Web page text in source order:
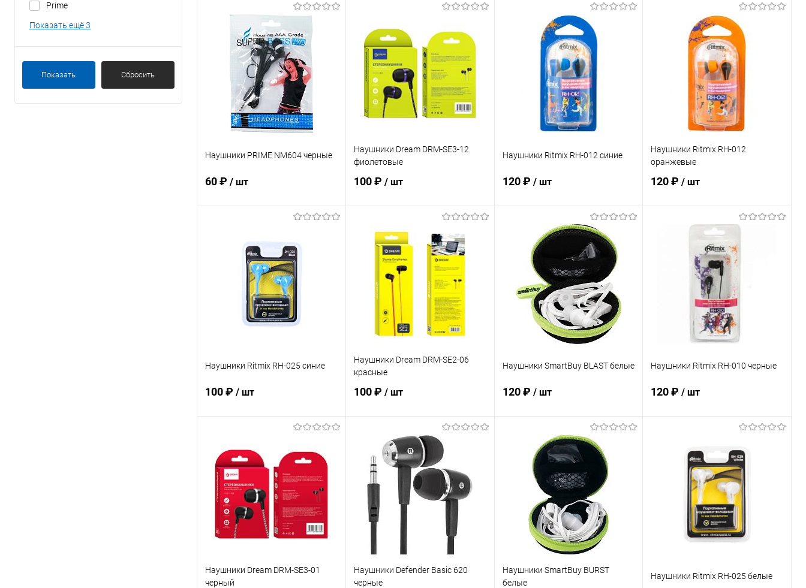
Prime
Показать ещё 3
Показать Сбросить
В корзину
Купить в 1 клик К сравнению
В избранное В наличии
Купить в 1 клик К сравнению
В избранное В наличии
В корзину
Купить в 1 клик К сравнению
В избранное В наличии
В корзину
Купить в 1 клик К сравнению
В избранное
Наушники PRIME NM604 черные
60 ₽ / шт
Купить в 1 клик К сравнению
В избранное В наличии
Наушники Dream DRM-SE3-12
фиолетовые
100 ₽ / шт
В корзину
Купить в 1 клик К сравнению
В избранное В наличии
Наушники Ritmix RH-012 синие
120 ₽ / шт
В корзину
Купить в 1 клик К сравнению
В избранное В наличии
Наушники Ritmix RH-012
оранжевые
120 ₽/ шт
В корзину
Купить в 1 клик К сравнению
В избранное
Наушники Ritmix RH-025 синие
100 ₽ / шт
Купить в 1 клик
В избранное В наличии
Наушники Dream DRM-SE2-06
красные
100 ₽ / шт
В корзину
Купить в 1 клик К сравнению
В избранное В наличии
Наушники SmartBuy BLAST белые
120 ₽ / шт
В корзину
Купить в 1 клик К сравнению
В избранное В наличии
Наушники Ritmix RH-010 черные
120 ₽/ шт
Купить в 1 клик К сравнению
В избранное В наличии
Наушники Dream DRM-SE3-01
черный
Наушники Defender Basic 620
черные
Наушники SmartBuy BURST
белые
Наушники Ritmix RH-025 белые